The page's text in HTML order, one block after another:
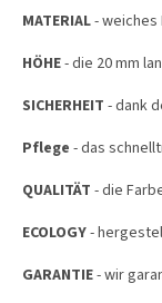
MATERIAL- weiches
HÖHE- die 20 mm
SICHERHEIT - dank
Pflege - das
QUALITÄT - die
ECOLOGY-
GARANTIE- wir